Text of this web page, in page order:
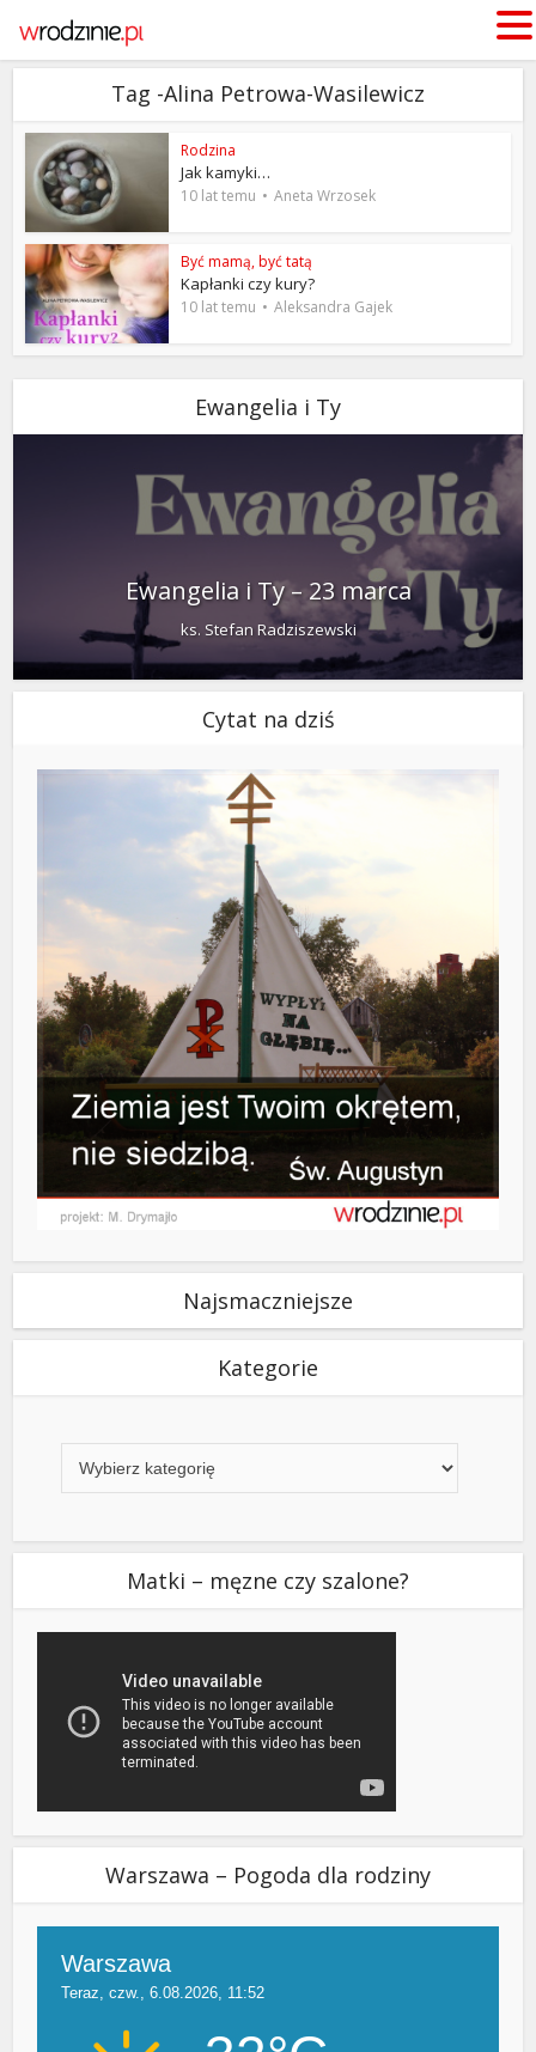
Tag -Alina Petrowa-Wasilewicz
Rodzina
Jak kamyki…
10 lat temu Aneta Wrzosek
Być mamą, być tatą
Kapłanki czy kury?
10 lat temu Aleksandra Gajek
Ewangelia i Ty
Ewangelia i Ty – 23 marca
ks. Stefan Radziszewski
Cytat na dziś
Najsmaczniejsze
Kategorie
Matki – męzne czy szalone?
Warszawa – Pogoda dla rodziny